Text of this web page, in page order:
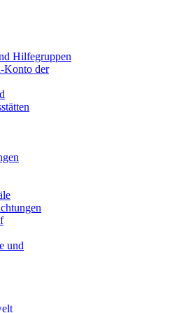
Hilfegruppen
Konto der
und